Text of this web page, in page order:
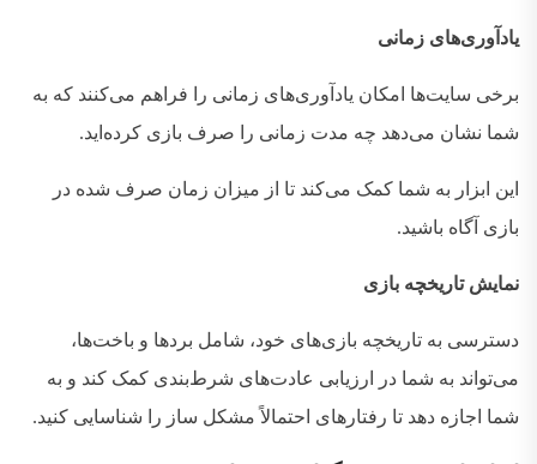
یادآوری‌های زمانی
برخی سایت‌ها امکان یادآوری‌های زمانی را فراهم می‌کنند که به
شما نشان می‌دهد چه مدت زمانی را صرف بازی کرده‌اید.
این ابزار به شما کمک می‌کند تا از میزان زمان صرف شده در
بازی آگاه باشید.
نمایش تاریخچه بازی
دسترسی به تاریخچه بازی‌های خود، شامل بردها و باخت‌ها،
می‌تواند به شما در ارزیابی عادت‌های شرط‌بندی کمک کند و به
شما اجازه دهد تا رفتارهای احتمالاً مشکل‌ ساز را شناسایی کنید.